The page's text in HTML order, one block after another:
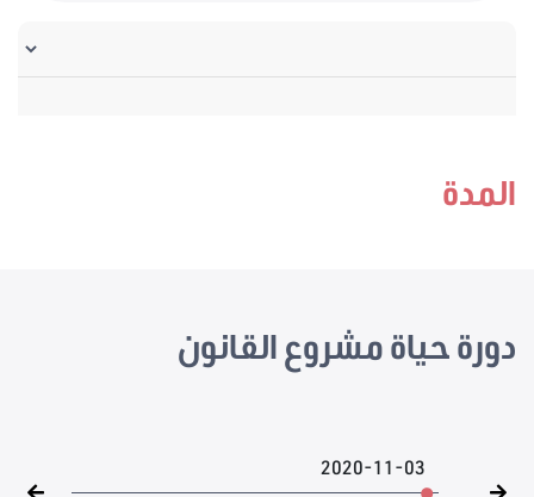
المدة
دورة حياة مشروع القانون
2020-11-03